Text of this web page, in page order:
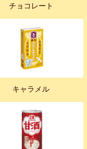
チョコレート
キャラメル